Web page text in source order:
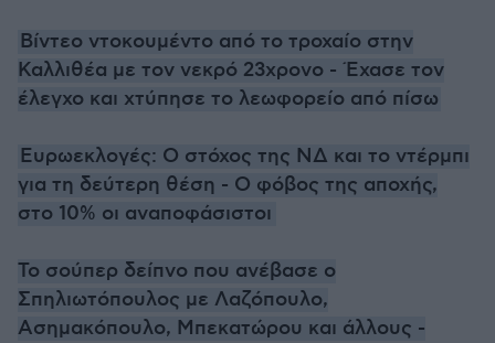
Βίντεο ντοκουμέντο από το τροχαίο στην
Καλλιθέα με τον νεκρό 23χρονο - Έχασε τον
έλεγχο και χτύπησε το λεωφορείο από πίσω
Ευρωεκλογές: Ο στόχος της ΝΔ και το ντέρμπι
για τη δεύτερη θέση - Ο φόβος της αποχής,
στο 10% οι αναποφάσιστοι
Το σούπερ δείπνο που ανέβασε ο
Σπηλιωτόπουλος με Λαζόπουλο,
Ασημακόπουλο, Μπεκατώρου και άλλους -